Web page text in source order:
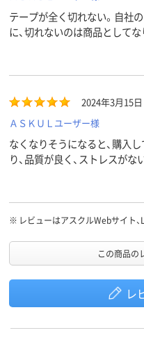
テープが全く切れない。自社
に、切れないのは商品として
2024年3月15日
ＡＳＫＵＬユーザー様
なくなりそうになると、購入
り、品質が良く、ストレスが
に、100円ショップのテープ
※ レビューはアスクルWebサイト
この商品の
レ